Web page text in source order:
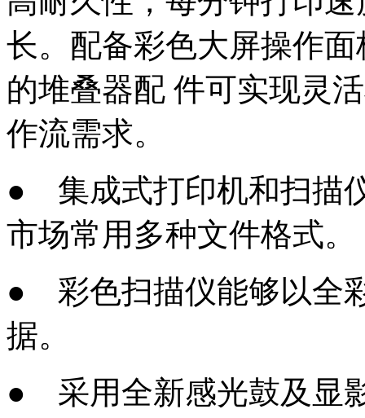
长。配备彩色大屏操作
的堆叠器配 件可实现灵
作流需求。
● 集成式打印机和扫描
市场常用多种文件格式。
● 彩色扫描仪能够以全
据。
● 采用全新感光鼓及显